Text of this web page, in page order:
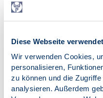
Diese Webseite
Wir verwenden Cookies,
personalisieren,
zu können und die
analysieren. Außerdem
Neuropsychologie,
Seelsorge gestärkt
Berufsverbände.
Kurzfristig profitieren
Intensivstationen in den
und die Spezialisierte